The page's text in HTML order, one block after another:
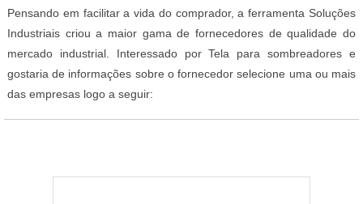
Pensando em facilitar a vida do comprador, a ferramenta Soluções
Industriais criou a maior gama de fornecedores de qualidade do
mercado industrial. Interessado por Tela para sombreadores e
gostaria de informações sobre o fornecedor selecione uma ou mais
das empresas logo a seguir: